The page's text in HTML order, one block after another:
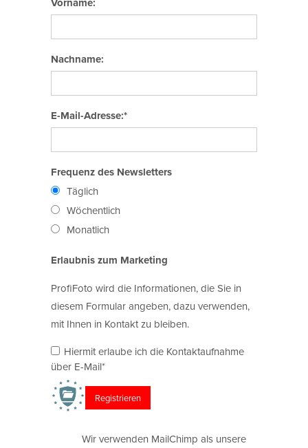
Nachname:
E-Mail-Adresse:*
Frequenz des Newsletters
Täglich
Wöchentlich
Monatlich
Erlaubnis zum Marketing
ProfiFoto wird die Informationen, die Sie in
diesem Formular angeben, dazu verwenden,
mit Ihnen in Kontakt zu bleiben.
Hiermit erlaube ich die Kontaktaufnahme
über E-Mail*
Wir verwenden MailChimp als unsere